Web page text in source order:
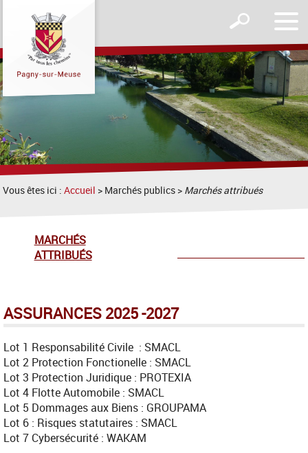
le
Afficher
formulaire
de
recherche
Vous êtes ici :Accueil > Marchés publics > Marchés attribués
MARCHÉS
ATTRIBUÉS
ASSURANCES 2025 -2027
Lot 1 Responsabilité Civile : SMACL
Lot 2 Protection Fonctionelle : SMACL
Lot 3 Protection Juridique : PROTEXIA
Lot 4 Flotte Automobile : SMACL
Lot 5 Dommages aux Biens : GROUPAMA
Lot 6 : Risques statutaires : SMACL
Lot 7 Cybersécurité : WAKAM